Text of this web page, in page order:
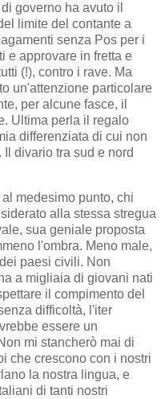
governo ha avuto il
limite del contante a
senza Pos per i
e approvare in fretta e
(!), contro i rave. Ma
un'attenzione particolare
per alcune fasce, il
Ultima perla il regalo
differenziata di cui non
divario tra sud e nord
medesimo punto, chi
alla stessa stregua
sua geniale proposta
l'ombra. Meno male,
paesi civili. Non
a migliaia di giovani nati
il compimento del
difficoltà, l'iter
essere un
mi stancherò mai di
che crescono con i nostri
la nostra lingua, e
di tanti nostri